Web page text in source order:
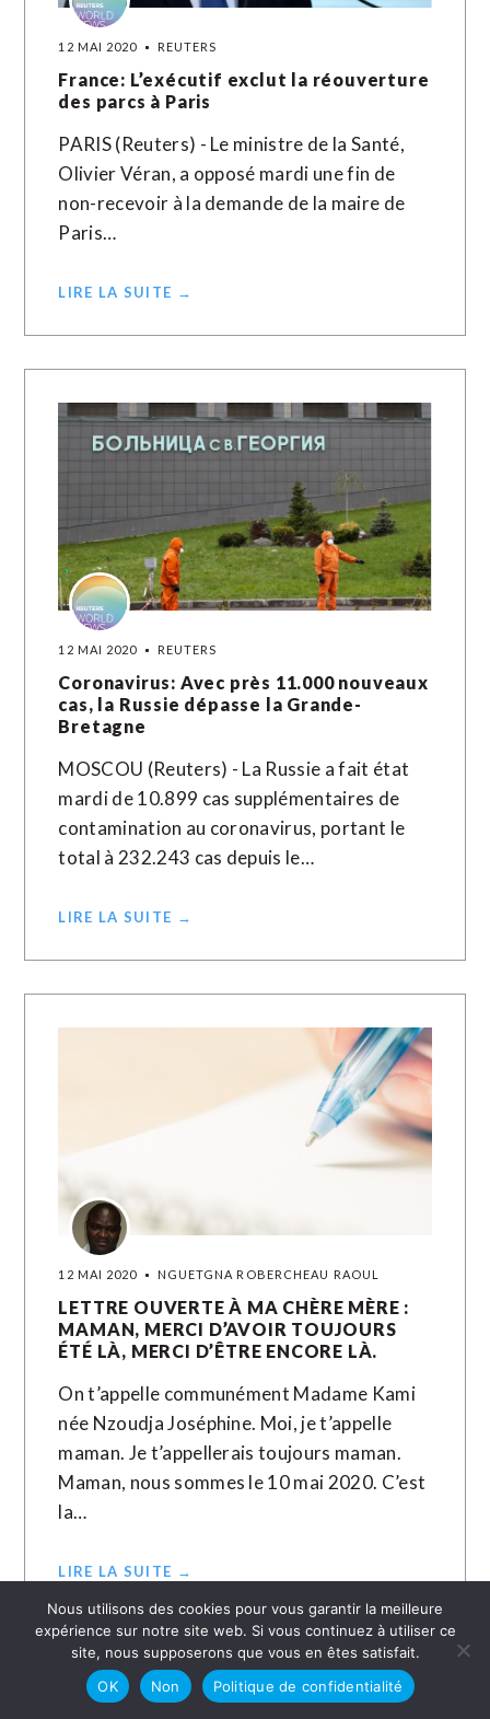
12 MAI 2020 REUTERS
France: L’exécutif exclut la réouverture
des parcs à Paris
PARIS (Reuters) - Le ministre de la Santé,
Olivier Véran, a opposé mardi une fin de
non-recevoir à la demande de la maire de
Paris…
LIRE LA SUITE →
12 MAI 2020 REUTERS
Coronavirus: Avec près 11.000 nouveaux
cas, la Russie dépasse la Grande-
Bretagne
MOSCOU (Reuters) - La Russie a fait état
mardi de 10.899 cas supplémentaires de
contamination au coronavirus, portant le
total à 232.243 cas depuis le…
LIRE LA SUITE →
12 MAI 2020 NGUETGNA ROBERCHEAU RAOUL
LETTRE OUVERTE À MA CHÈRE MÈRE :
MAMAN, MERCI D’AVOIR TOUJOURS
ÉTÉ LÀ, MERCI D’ÊTRE ENCORE LÀ.
On t’appelle communément Madame Kami
née Nzoudja Joséphine. Moi, je t’appelle
maman. Je t’appellerais toujours maman.
Maman, nous sommes le 10 mai 2020. C’est
la…
LIRE LA SUITE →
Nous utilisons des cookies pour vous garantir la meilleure
expérience sur notre site web. Si vous continuez à utiliser ce
site, nous supposerons que vous en êtes satisfait.
OK
Non Politique de confidentialité